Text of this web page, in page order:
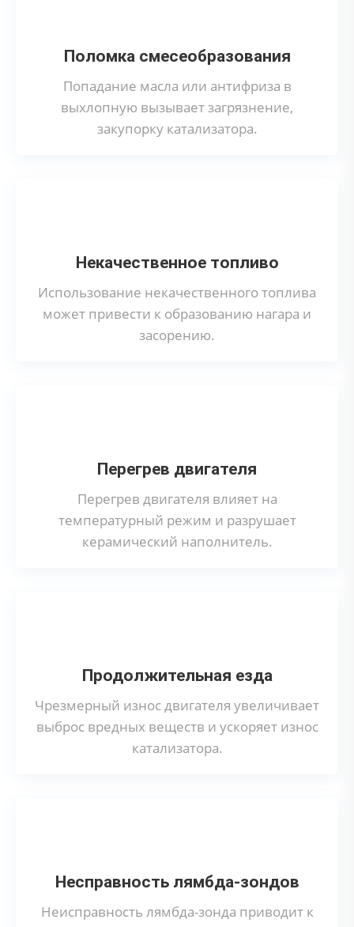
Поломка смесеобразования
Попадание масла или антифриза в
выхлопную вызывает загрязнение,
закупорку катализатора.
Некачественное топливо
Использование некачественного топлива
может привести к образованию нагара и
засорению.
Перегрев двигателя
Перегрев двигателя влияет на
температурный режим и разрушает
керамический наполнитель.
Продолжительная езда
Чрезмерный износ двигателя увеличивает
выброс вредных веществ и ускоряет износ
катализатора.
Несправность лямбда-зондов
Неисправность лямбда-зонда приводит к